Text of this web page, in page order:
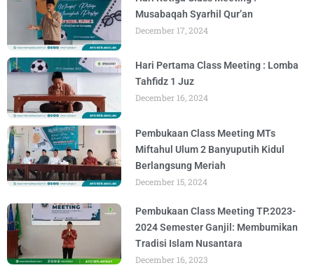
Musabaqah Syarhil Qur’an
December 17, 2024
Hari Pertama Class Meeting : Lomba
Tahfidz 1 Juz
December 16, 2024
Pembukaan Class Meeting MTs
Miftahul Ulum 2 Banyuputih Kidul
Berlangsung Meriah
December 15, 2024
Pembukaan Class Meeting TP.2023-
2024 Semester Ganjil: Membumikan
Tradisi Islam Nusantara
December 16, 2023